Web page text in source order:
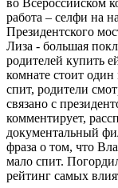
во Всероссийском
работа – селфи на
Президентского
Лиза - большая
родителей купить
комнате стоит один
спит, родители
связано с
комментирует,
документальный
фраза о том, что
мало спит.
рейтинг самых